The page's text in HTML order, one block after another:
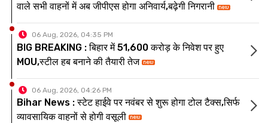
MOU,स्टील हब बनाने की तैयारी तेज
06 Aug, 2026, 04:26 PM
Bihar News : स्टेट हाईवे पर नवंबर से शुरू होगा टोल टैक्स,सिर्फ
व्यावसायिक वाहनों से होगी वसूली
06 Aug, 2026, 02:03 PM
झारखंड विधानसभा का मॉनसून सत्र : सदन की कार्यवाही से पहले
JPSC-JSSC पर हंगामा,शोक प्रकाश के बाद स्थगित